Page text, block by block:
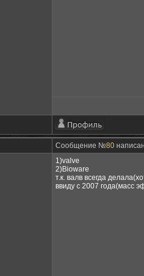
Сообщение №80
1)valve
2)Bioware
т.к. валв всегда
ввиду с 2007 года(масс